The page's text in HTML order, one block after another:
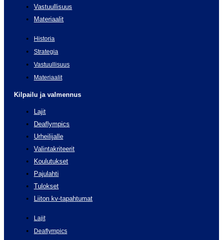
Vastuullisuus
Materiaalit
Historia
Strategia
Vastuullisuus
Materiaalit
Kilpailu ja valmennus
Lajit
Deaflympics
Urheilijalle
Valintakriteerit
Koulutukset
Pajulahti
Tulokset
Liiton kv-tapahtumat
Lajit
Deaflympics